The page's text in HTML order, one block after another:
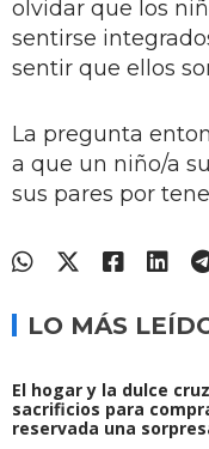
olvidar que los
sentirse
sentir que ellos
La pregunta
a que un niño/a
sus pares por
LO MÁS
El hogar y la dulce
sacrificios para
reservada una